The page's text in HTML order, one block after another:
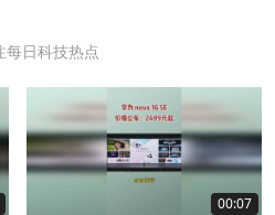
每日科技热点
00:07